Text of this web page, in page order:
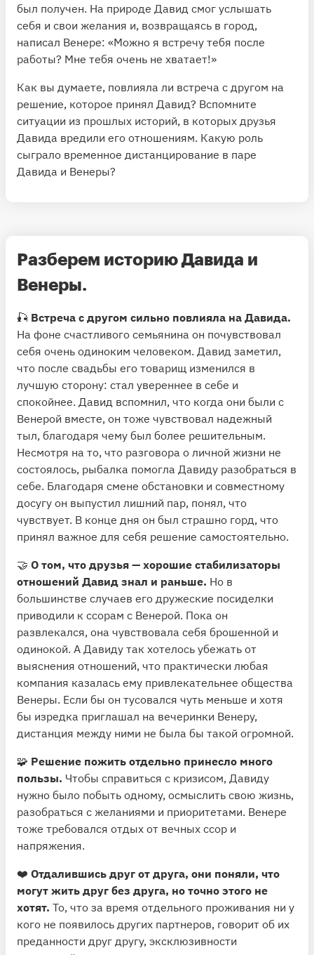
был получен. На природе Давид смог услышать
себя и свои желания и, возвращаясь в город,
написал Венере: «Можно я встречу тебя после
работы? Мне тебя очень не хватает!»
Как вы думаете, повлияла ли встреча с другом на
решение, которое принял Давид? Вспомните
ситуации из прошлых историй, в которых друзья
Давида вредили его отношениям. Какую роль
сыграло временное дистанцирование в паре
Давида и Венеры?
Разберем историю Давида и
Венеры.
🎣 Встреча с другом сильно повлияла на Давида.
На фоне счастливого семьянина он почувствовал
себя очень одиноким человеком. Давид заметил,
что после свадьбы его товарищ изменился в
лучшую сторону: стал увереннее в себе и
спокойнее. Давид вспомнил, что когда они были с
Венерой вместе, он тоже чувствовал надежный
тыл, благодаря чему был более решительным.
Несмотря на то, что разговора о личной жизни не
состоялось, рыбалка помогла Давиду разобраться в
себе. Благодаря смене обстановки и совместному
досугу он выпустил лишний пар, понял, что
чувствует. В конце дня он был страшно горд, что
принял важное для себя решение самостоятельно.
🤝 О том, что друзья — хорошие стабилизаторы
отношений Давид знал и раньше. Но в
большинстве случаев его дружеские посиделки
приводили к ссорам с Венерой. Пока он
развлекался, она чувствовала себя брошенной и
одинокой. А Давиду так хотелось убежать от
выяснения отношений, что практически любая
компания казалась ему привлекательнее общества
Венеры. Если бы он тусовался чуть меньше и хотя
бы изредка приглашал на вечеринки Венеру,
дистанция между ними не была бы такой огромной.
🧩 Решение пожить отдельно принесло много
пользы. Чтобы справиться с кризисом, Давиду
нужно было побыть одному, осмыслить свою жизнь,
разобраться с желаниями и приоритетами. Венере
тоже требовался отдых от вечных ссор и
напряжения.
❤️ Отдалившись друг от друга, они поняли, что
могут жить друг без друга, но точно этого не
хотят. То, что за время отдельного проживания ни у
кого не появилось других партнеров, говорит об их
преданности друг другу, эксклюзивности